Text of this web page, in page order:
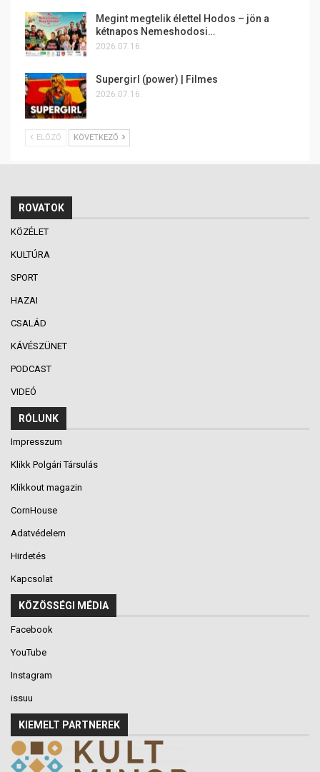
Megint megtelik élettel Hodos – jön a
kétnapos Nemeshodosi…
2026.07.16.
Supergirl (power) | Filmes
2026.07.16.
ELŐZŐ KÖVETKEZŐ
ROVATOK
KÖZÉLET
KULTÚRA
SPORT
HAZAI
CSALÁD
KÁVÉSZÜNET
PODCAST
VIDEÓ
RÓLUNK
Impresszum
Klikk Polgári Társulás
Klikkout magazin
CornHouse
Adatvédelem
Hirdetés
Kapcsolat
KÖZÖSSÉGI MÉDIA
Facebook
YouTube
Instagram
issuu
KIEMELT PARTNEREK